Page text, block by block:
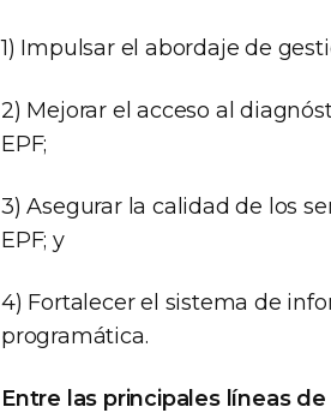
1) Impulsar el abordaje de
2) Mejorar el acceso al
EPF;
3) Asegurar la calidad de los
EPF; y
4) Fortalecer el sistema de
programática.
Entre las principales líneas